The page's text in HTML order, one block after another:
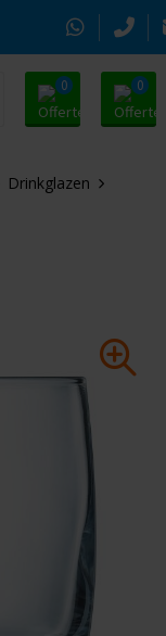
0 0
Drinkglazen